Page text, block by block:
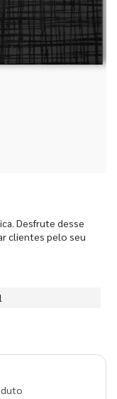
Desfrute desse
clientes pelo seu